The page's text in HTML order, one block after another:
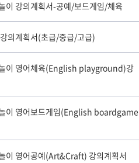
이 강의계획서-공예/보드게임/체육
의계획서(초급/중급/고급)
이 영어체육(English playground)강
이 영어보드게임(English boardgame
이 영어공예(Art&Craft) 강의계획서